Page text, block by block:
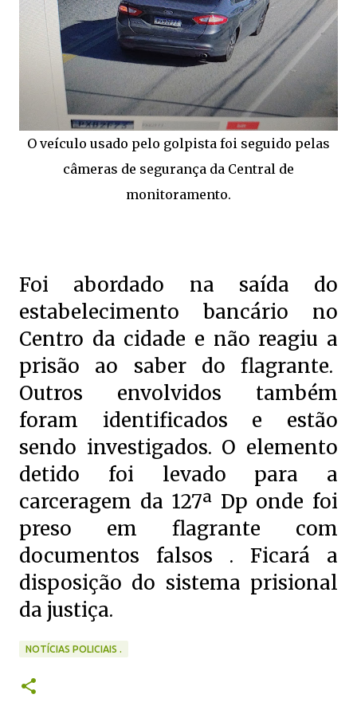
O veículo usado pelo golpista foi seguido pelas
câmeras de segurança da Central de
monitoramento.
Foi abordado na saída do
estabelecimento bancário no
Centro da cidade e não reagiu a
prisão ao saber do flagrante.
Outros envolvidos também
foram identificados e estão
sendo investigados. O elemento
detido foi levado para a
carceragem da 127ª Dp onde foi
preso em flagrante com
documentos falsos . Ficará a
disposição do sistema prisional
da justiça.
NOTÍCIAS POLICIAIS .